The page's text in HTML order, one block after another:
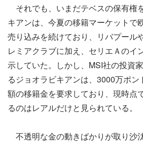
それでも、いまだテベスの保有権
キアンは、今夏の移籍マーケットで
売り込みを続けており、リバプール
レミアクラブに加え、セリエＡのイ
示していた。しかし、MSI社の投資
るジョオラビキアンは、3000万ポ
額の移籍金を要求しており、現時点
るのはレアルだけと見られている。
不透明な金の動きばかりが取り沙